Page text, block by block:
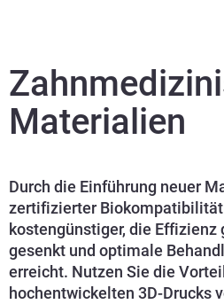
Materialien
Durch die Einführung neuer
zertifizierter Biokompatibilität
kostengünstiger, die Effizienz
gesenkt und optimale
erreicht. Nutzen Sie die
hochentwickelten 3D-Drucks